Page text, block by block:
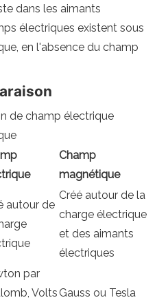
dans les aimants
électriques existent sous
en l'absence du champ
de champ électrique
Champ
magnétique
autour de
Créé autour de la
charge électrique
et des aimants
électriques
par
Volts Gauss ou Tesla